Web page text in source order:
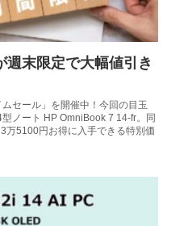
末限定で大幅値引き
セール」を開催中！今回の目玉
ノート HP OmniBook 7 14-fr。同
万5100円お得に入手できる特別価